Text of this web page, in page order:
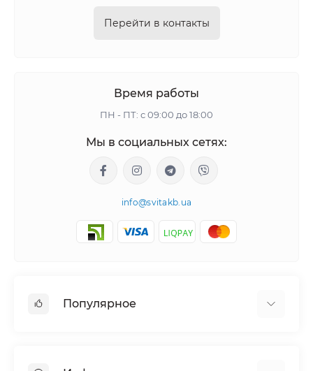
Перейти в контакты
Время работы
ПН - ПТ: с 09:00 до 18:00
Мы в социальных сетях:
info@svitakb.ua
Популярное